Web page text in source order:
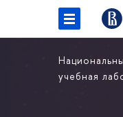
учебная